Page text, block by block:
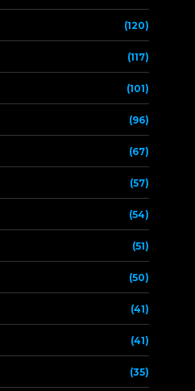
(120)
(117)
(101)
(96)
(67)
(57)
(54)
(51)
(50)
(41)
(41)
(35)